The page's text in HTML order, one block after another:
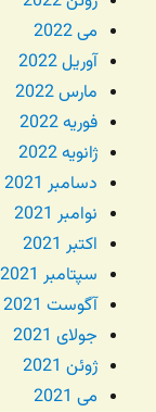
می 2022
آوریل 2022
مارس 2022
فوریه 2022
ژانویه 2022
دسامبر 2021
نوامبر 2021
اکتبر 2021
سپتامبر 2021
آگوست 2021
جولای 2021
ژوئن 2021
می 2021